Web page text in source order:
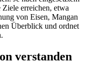
erreichen, etwa
von Eisen, Mangan
Überblick und ordnet
verstanden